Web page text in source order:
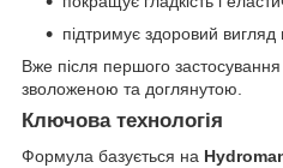
підтримує здоровий вигляд
Вже після першого
зволоженою та доглянутою.
Ключова технологія
Формула базується на